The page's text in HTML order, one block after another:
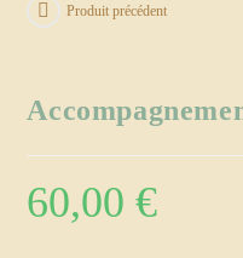
Produit précédent
60,00€